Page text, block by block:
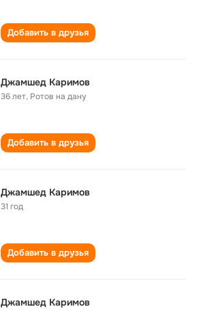
Добавить в друзья
Джамшед Каримов
36 лет, Ротов на дану
Добавить в друзья
Джамшед Каримов
31 год
Добавить в друзья
Джамшед Каримов